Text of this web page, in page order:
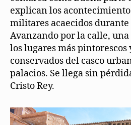
explican los
militares acaecidos durante
Avanzando por la calle,
los lugares más pintorescos
conservados del casco
palacios. Se llega sin
Cristo Rey.